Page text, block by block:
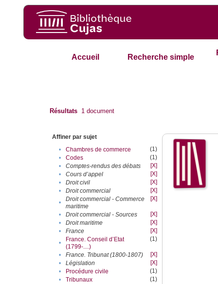
Accueil Recherche simple
Résultats 1 document
Affiner par sujet
•
Chambres de commerce
(1)
•
Codes
(1)
•
Comptes-rendus des débats
[X]
•
Cours d’appel
[X]
•
Droit civil
[X]
•
Droit commercial
[X]
•
Droit commercial - Commerce
maritime
[X]
• Droit commercial - Sources
[X]
•
Droit maritime
[X]
•
France
[X]
•
France. Conseil d’Etat
(1799-....)
(1)
• France. Tribunat (1800-1807)
[X]
•
Législation
[X]
•
Procédure civile
(1)
•
Tribunaux
(1)